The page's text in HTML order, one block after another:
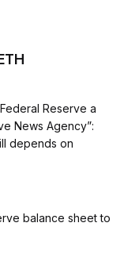
Reserve a
News Agency”:
depends on
balance sheet to